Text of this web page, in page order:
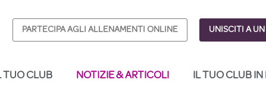
PARTECIPA AGLI ALLENAMENTI ONLINE UNISCITI A
TUO CLUB NOTIZIE & ARTICOLI IL TUO CLUB